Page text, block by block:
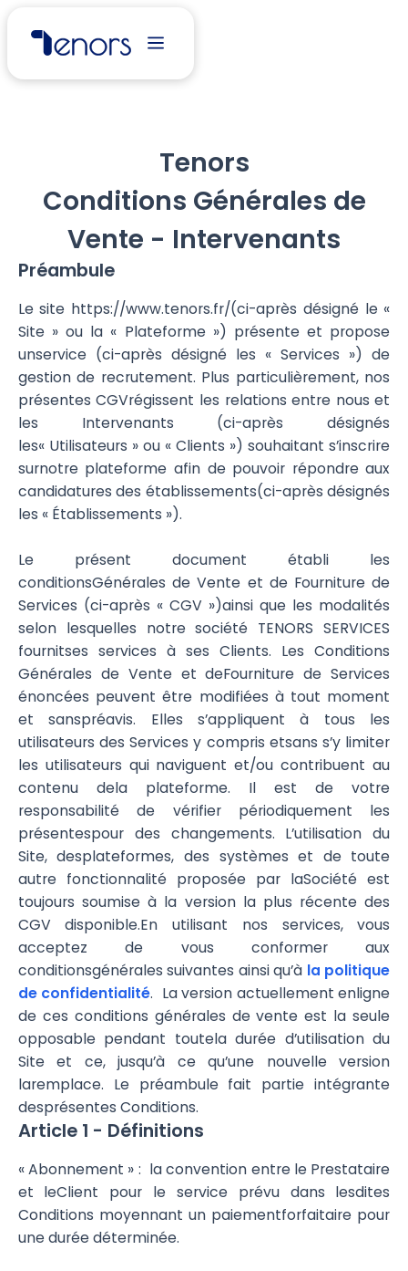
Tenors
Conditions Générales de
Vente - Intervenants
Préambule
Le site https://www.tenors.fr/(ci-après désigné le «
Site » ou la « Plateforme ») présente et propose
unservice (ci-après désigné les « Services ») de
gestion de recrutement. Plus particulièrement, nos
présentes CGVrégissent les relations entre nous et
les Intervenants (ci-après désignés
les« Utilisateurs » ou « Clients ») souhaitant s’inscrire
surnotre plateforme afin de pouvoir répondre aux
candidatures des établissements(ci-après désignés
les « Établissements »).
Le présent document établi les
conditionsGénérales de Vente et de Fourniture de
Services (ci-après « CGV »)ainsi que les modalités
selon lesquelles notre société TENORS SERVICES
fournitses services à ses Clients. Les Conditions
Générales de Vente et deFourniture de Services
énoncées peuvent être modifiées à tout moment
et sanspréavis. Elles s’appliquent à tous les
utilisateurs des Services y compris etsans s’y limiter
les utilisateurs qui naviguent et/ou contribuent au
contenu dela plateforme. Il est de votre
responsabilité de vérifier périodiquement les
présentespour des changements. L’utilisation du
Site, desplateformes, des systèmes et de toute
autre fonctionnalité proposée par laSociété est
toujours soumise à la version la plus récente des
CGV disponible.En utilisant nos services, vous
acceptez de vous conformer aux
conditionsgénérales suivantes ainsi qu’à la politique
de confidentialité. La version actuellement enligne
de ces conditions générales de vente est la seule
opposable pendant toutela durée d’utilisation du
Site et ce, jusqu’à ce qu’une nouvelle version
laremplace. Le préambule fait partie intégrante
desprésentes Conditions.
Article 1 - Définitions
« Abonnement » : la convention entre le Prestataire
et leClient pour le service prévu dans lesdites
Conditions moyennant un paiementforfaitaire pour
une durée déterminée.